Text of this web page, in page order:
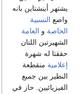
يشتهر أينشتاين بانه
واضع النسبية
الخاصة و العامة
الشهيرتين اللتان
حققتا له شهرة
إعلامية منقطعة
النظير بين جميع
الفيزيائيين. حاز في